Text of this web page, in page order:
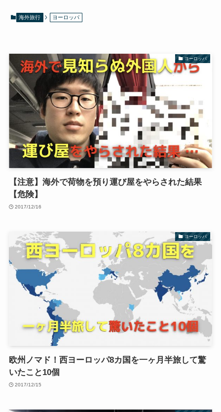
海外旅行 ヨーロッパ
ヨーロッパ
【注意】海外で荷物を預り運び屋をやらされた結果
【危険】
2017/12/16
ヨーロッパ
欧州ノマド！西ヨーロッパ8カ国を一ヶ月半旅して驚
いたこと10個
2017/12/15